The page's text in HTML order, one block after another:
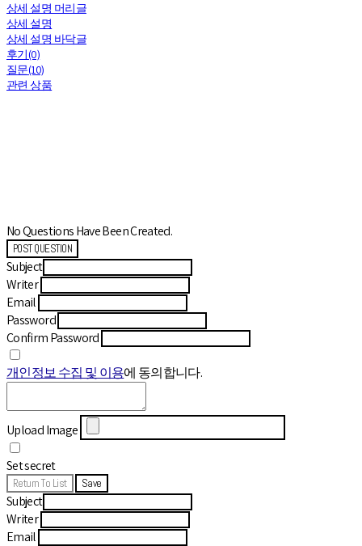
상세 설명 머리글
상세 설명
상세 설명 바닥글
후기(0)
질문(10)
관련 상품
No Questions Have Been Created.
POST QUESTION
Subject
Writer
Email
Password
Confirm Password
개인정보 수집 및 이용에 동의합니다.
Upload Image
Set secret
Return To List Save
Subject
Writer
Email